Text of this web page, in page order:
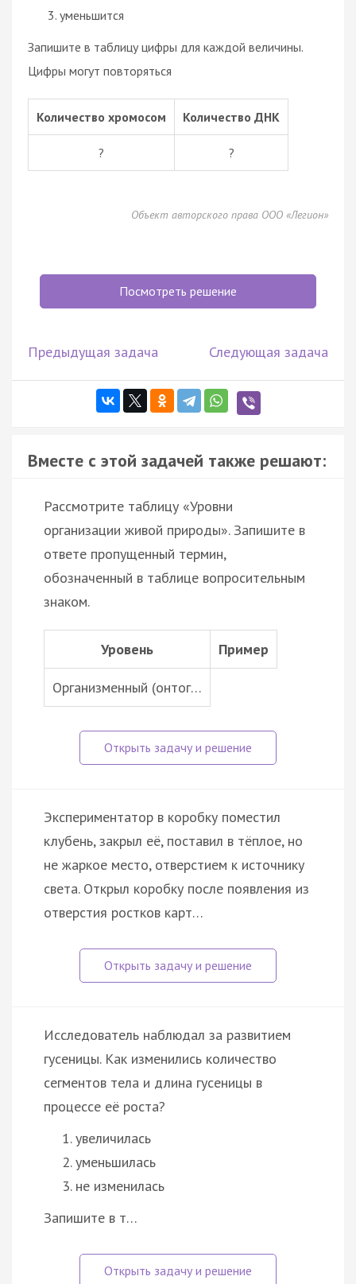
уменьшится
Запишите в таблицу цифры для каждой величины.
Цифры могут повторяться
Количество хромосом Количество ДНК
? ?
Объект авторского права ООО «Легион»
Посмотреть решение
Предыдущая задача Следующая задача
Вместе с этой задачей также решают:
Рассмотрите таблицу «Уровни
организации живой природы». Запишите в
ответе пропущенный термин,
обозначенный в таблице вопросительным
знаком.
Уровень Пример
Организменный (онтог…
Экспериментатор в коробку поместил
клубень, закрыл её, поставил в тёплое, но
не жаркое место, отверстием к источнику
света. Открыл коробку после появления из
отверстия ростков карт…
Исследователь наблюдал за развитием
гусеницы. Как изменились количество
сегментов тела и длина гусеницы в
процессе её роста?
увеличилась
уменьшилась
не изменилась
Запишите в т…